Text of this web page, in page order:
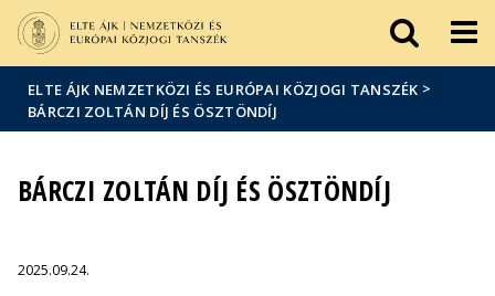
Hírek
Események
ELTE a
sajtóban
ELTE ÁJK NEMZETKÖZI ÉS EURÓPAI KÖZJOGI TANSZÉK >
BÁRCZI ZOLTÁN DÍJ ÉS ÖSZTÖNDÍJ
BÁRCZI ZOLTÁN DÍJ ÉS ÖSZTÖNDÍJ
2025.09.24.